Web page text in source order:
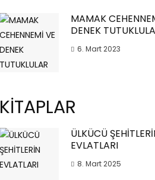
MAMAK
DENEK
6. Mart 2023
KİTAPLAR
ÜLKÜCÜ
EVLATLARI
8. Mart 2025